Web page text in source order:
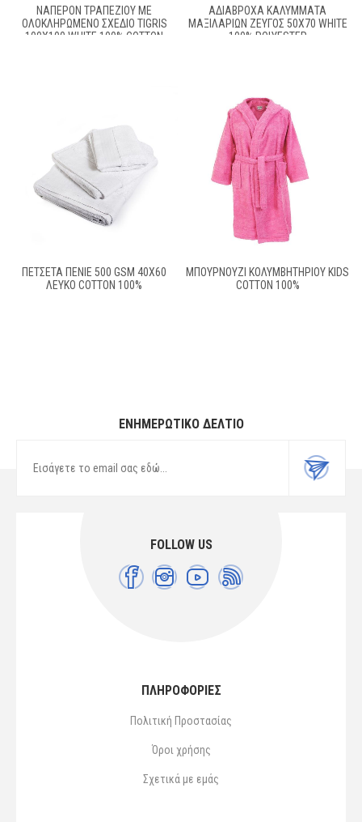
ΝΑΠΕΡΌΝ ΤΡΑΠΕΖΊΟΥ ΜΕ
ΟΛΟΚΛΗΡΩΜΈΝΟ ΣΧΈΔΙΟ TIGRIS
100X100 WHITE 100% COTTON
ΑΔΙΆΒΡΟΧΑ ΚΑΛΎΜΜΑΤΑ
ΜΑΞΙΛΑΡΙΏΝ ΖΕΎΓΟΣ 50X70 WHITE
100% POLYESTER
ΠΕΤΣΕΤΑ ΠΕΝΙΕ 500 GSM 40X60
ΛΕΥΚΟ COTTON 100%
ΜΠΟΥΡΝΟΥΖΙ ΚΟΛΥΜΒΗΤΗΡΙΟΥ KIDS
COTTON 100%
ΕΝΗΜΕΡΩΤΙΚΌ ΔΕΛΤΊΟ
FOLLOW US
ΠΛΗΡΟΦΟΡΙΕΣ
Πολιτική Προστασίας
Όροι χρήσης
Σχετικά με εμάς